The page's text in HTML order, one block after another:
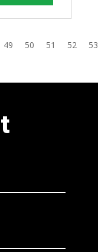
49 50 51 52 53